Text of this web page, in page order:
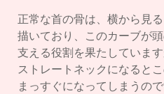
正常な首の骨は、横から見
描いており、このカーブが
支える役割を果たしています
ストレートネックになると
まっすぐになってしまうので